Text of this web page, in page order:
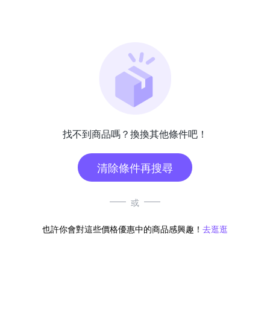
找不到商品嗎？換換其他條件吧！
清除條件再搜尋
或
也許你會對這些價格優惠中的商品感興趣！ 去逛逛